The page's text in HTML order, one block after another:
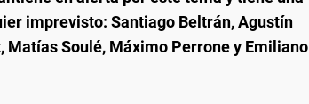
imprevisto: Santiago Beltrán, Agustín
Matías Soulé, Máximo Perrone y Emiliano